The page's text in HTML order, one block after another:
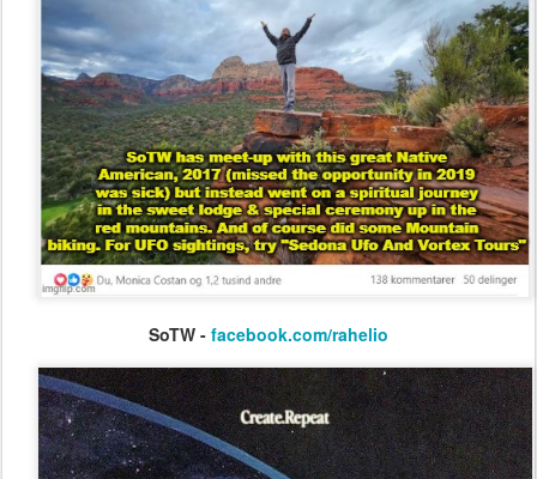
SoTW - facebook.com/rahelio